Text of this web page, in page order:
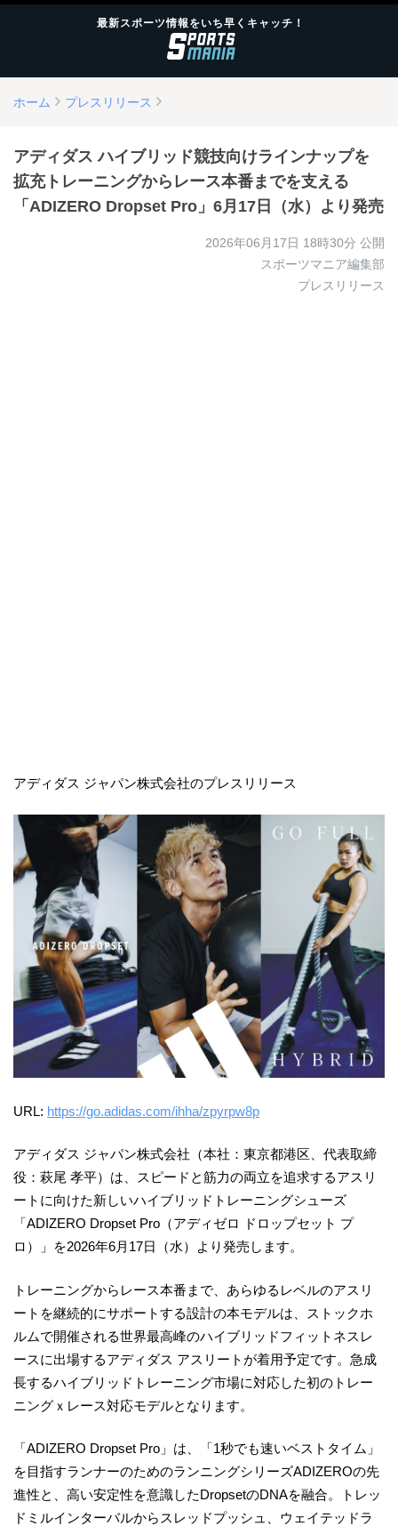
最新スポーツ情報をいち早くキャッチ！
ホーム プレスリリース
アディダス ハイブリッド競技向けラインナップを
拡充トレーニングからレース本番までを支える
「ADIZERO Dropset Pro」6月17日（水）より発売
2026年06月17日 18時30分 公開
スポーツマニア編集部
プレスリリース
アディダス ジャパン株式会社のプレスリリース
URL: https://go.adidas.com/ihha/zpyrpw8p
アディダス ジャパン株式会社（本社：東京都港区、代表取締
役：萩尾 孝平）は、スピードと筋力の両立を追求するアスリ
ートに向けた新しいハイブリッドトレーニングシューズ
「ADIZERO Dropset Pro（アディゼロ ドロップセット プ
ロ）」を2026年6月17日（水）より発売します。
トレーニングからレース本番まで、あらゆるレベルのアスリ
ートを継続的にサポートする設計の本モデルは、ストックホ
ルムで開催される世界最高峰のハイブリッドフィットネスレ
ースに出場するアディダス アスリートが着用予定です。急成
長するハイブリッドトレーニング市場に対応した初のトレー
ニングｘレース対応モデルとなります。
「ADIZERO Dropset Pro」は、「1秒でも速いベストタイム」
を目指すランナーのためのランニングシリーズADIZEROの先
進性と、高い安定性を意識したDropsetのDNAを融合。トレッ
ドミルインターバルからスレッドプッシュ、ウェイテッドラ